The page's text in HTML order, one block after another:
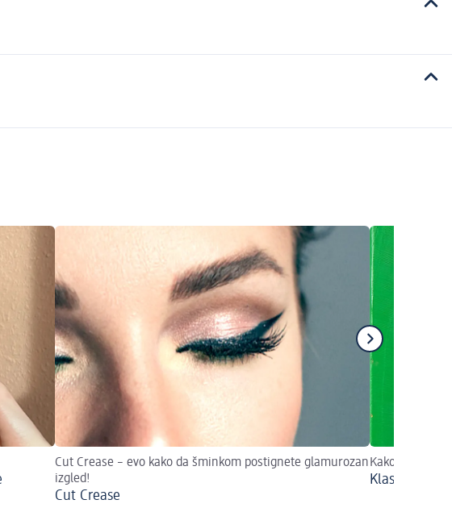
Cut Crease – evo kako da šminkom postignete glamurozan
izgled!
Cut Crease
Kako da se
Klasični